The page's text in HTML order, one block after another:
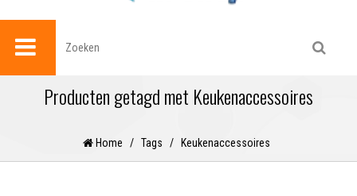
Producten getagd met Keukenaccessoires
Home / Tags / Keukenaccessoires